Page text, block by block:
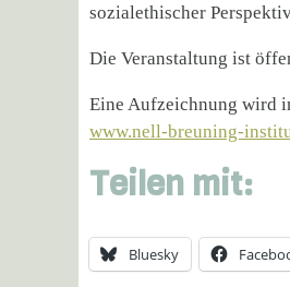
sozialethischer
Die Veranstaltung ist
Eine Aufzeichnung wird
www.nell-breuning-
Teilen mit:
Bluesky